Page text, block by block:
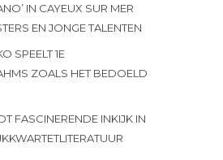
IN CAYEUX SUR MER
EN JONGE TALENTEN
SPEELT 1E
ZOALS HET BEDOELD
FASCINERENDE INKIJK IN